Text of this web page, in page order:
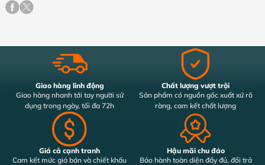
Giao hàng linh động
Giao hàng nhanh tới tay người sử
dụng trong ngày, tối đa 72h
Chất lượng vượt trội
Sản phẩm có nguồn gốc xuất xứ rõ
ràng, cam kết chất lượng
Giá cả cạnh tranh
Cam kết mức giá bán và chiết khấu
Hậu mãi chu đáo
Bảo hành toàn diện đầy đủ, đổi trả